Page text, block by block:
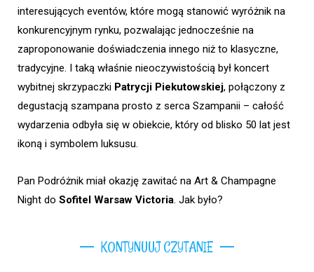
interesujących eventów, które mogą stanowić wyróżnik na
konkurencyjnym rynku, pozwalając jednocześnie na
zaproponowanie doświadczenia innego niż to klasyczne,
tradycyjne. I taką właśnie nieoczywistością był koncert
wybitnej skrzypaczki Patrycji Piekutowskiej, połączony z
degustacją szampana prosto z serca Szampanii – całość
wydarzenia odbyła się w obiekcie, który od blisko 50 lat jest
ikoną i symbolem luksusu.
Pan Podróżnik miał okazję zawitać na Art & Champagne
Night do Sofitel Warsaw Victoria. Jak było?
KONTYNUUJ CZYTANIE